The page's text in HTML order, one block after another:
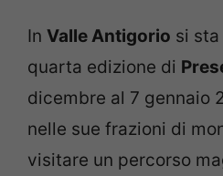
In Valle Antigorio si
quarta edizione di
dicembre al 7 gennaio
nelle sue frazioni di
visitare un percorso